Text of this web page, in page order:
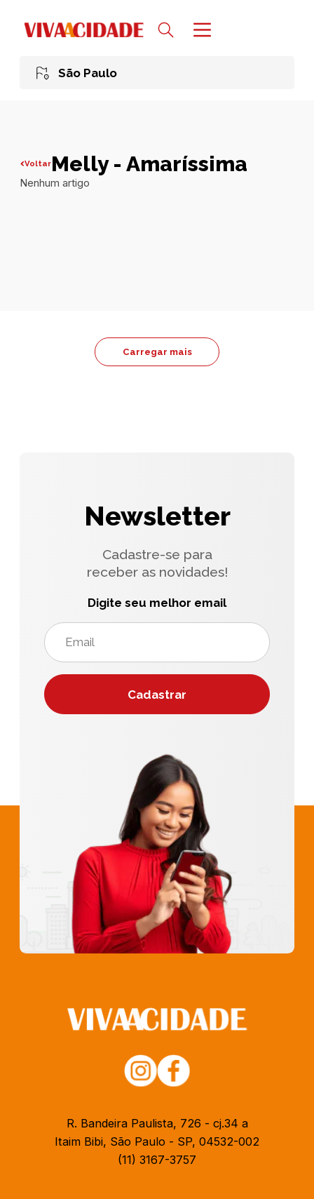
São Paulo
VoltarMelly - Amaríssima
Nenhum artigo
Carregar mais
Newsletter
Cadastre-se para
receber as novidades!
Digite seu melhor email
R. Bandeira Paulista, 726 - cj.34 a
Itaim Bibi, São Paulo - SP, 04532-002
(11) 3167-3757